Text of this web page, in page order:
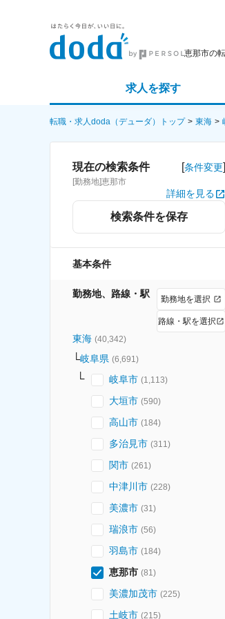
恵那市の
求人を探す
詳細条件から探す
求人特集から探す
転職・求人doda（デューダ）トップ 東海
現在の検索条件 [条件変更]
[勤務地]恵那市
詳細を見る
検索条件を保存
基本条件
勤務地、路線・駅 勤務地を選択
路線・駅を選択
東海 (40,342)
岐阜県 (6,691)
岐阜市 (1,113)
大垣市 (590)
高山市 (184)
多治見市 (311 )
関市 (261 )
中津川市 (228)
美濃市 (31 )
瑞浪市 (56)
羽島市 (184)
恵那市 (81 )
美濃加茂市 (225)
土岐市 (215)